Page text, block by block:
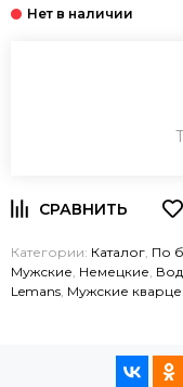
Категории: Каталог По
Мужские Немецкие
Lemans Мужские